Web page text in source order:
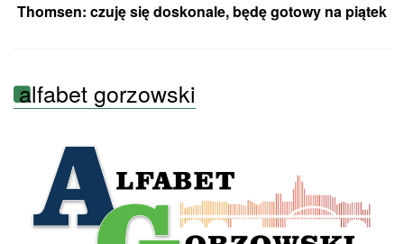
Thomsen: czuję się doskonale, będę gotowy na piątek
alfabet gorzowski